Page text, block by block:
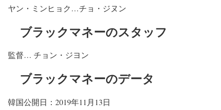
ヤン・ミンヒョク…チョ・ジヌン
ブラックマネーのスタッフ
監督… チョン・ジヨン
ブラックマネーのデータ
韓国公開日：2019年11月13日